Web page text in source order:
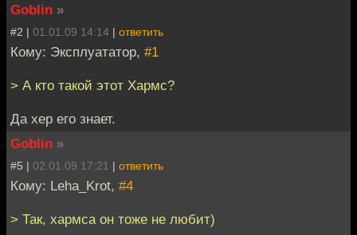
Goblin »
#2 | 01.01.09 14:14 | ответить
Кому: Эксплуататор, #1
> А кто такой этот Хармс?
Да хер его знает.
Goblin »
#5 | 02.01.09 17:21 | ответить
Кому: Leha_Krot, #4
> Так, хармса он тоже не любит)